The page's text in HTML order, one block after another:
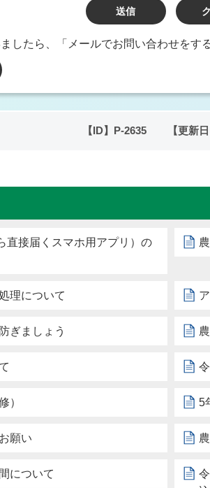
したら、「メールでお問い合わせをす
【ID】 P-2635 【更新日
直接届くスマホ用アプリ）の
理について
ぎましょう
） 5
願い
について